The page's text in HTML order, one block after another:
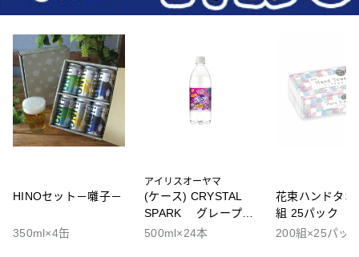
HINOセット－囃子－
350ml×4缶
アイリスオーヤマ
(ケース) CRYSTAL
SPARK グレープソ
ーダ
500ml×24本
花束ハンドタオ
組 25パック
200組×25パッ